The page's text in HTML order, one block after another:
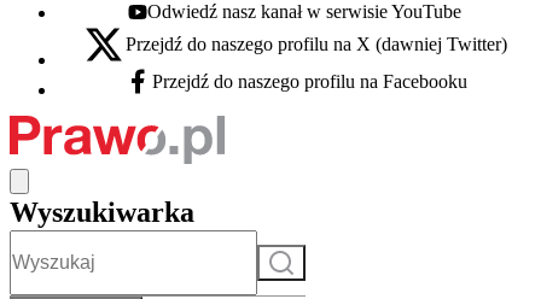
Youtube - otwiera się w nowej karcie
Odwiedź nasz kanał w serwisie YouTube
X - otwiera się w nowej karcie
Przejdź do naszego profilu na X (dawniej Twitter)
Facebook - otwiera się w nowej karcie
Przejdź do naszego profilu na Facebooku
Wyszukiwarka
Szukaj